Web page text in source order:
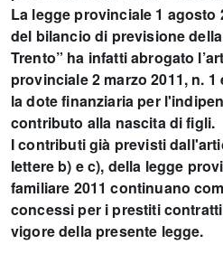
La legge provinciale 1 agosto
del bilancio di previsione
Trento” ha infatti abrogato
provinciale 2 marzo 2011, n.
la dote finanziaria per
contributo alla nascita di figli.
I contributi già previsti
lettere b) e c), della legge
familiare 2011 continuano
concessi per i prestiti
vigore della presente legge.